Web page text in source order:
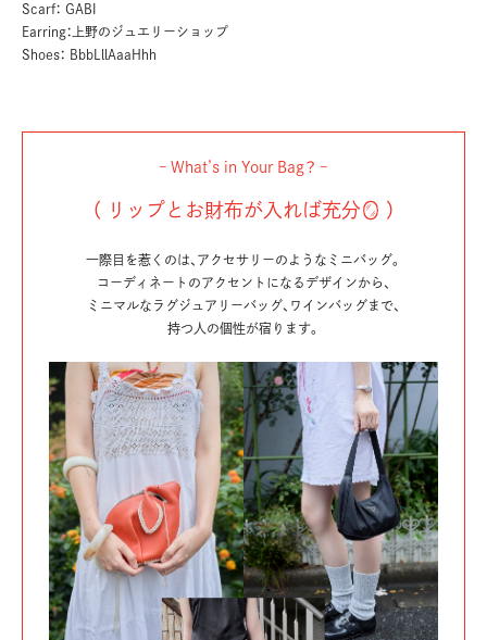
Scarf： GABI
Earring：上野のジュエリーショップ
Shoes： BbbLllAaaHhh
– What’s in Your Bag？ –
（ リップとお財布が入れば充分🪞 ）
一際目を惹くのは、アクセサリーのようなミニバッグ。
コーディネートのアクセントになるデザインから、
ミニマルなラグジュアリーバッグ、ワインバッグまで、
持つ人の個性が宿ります。